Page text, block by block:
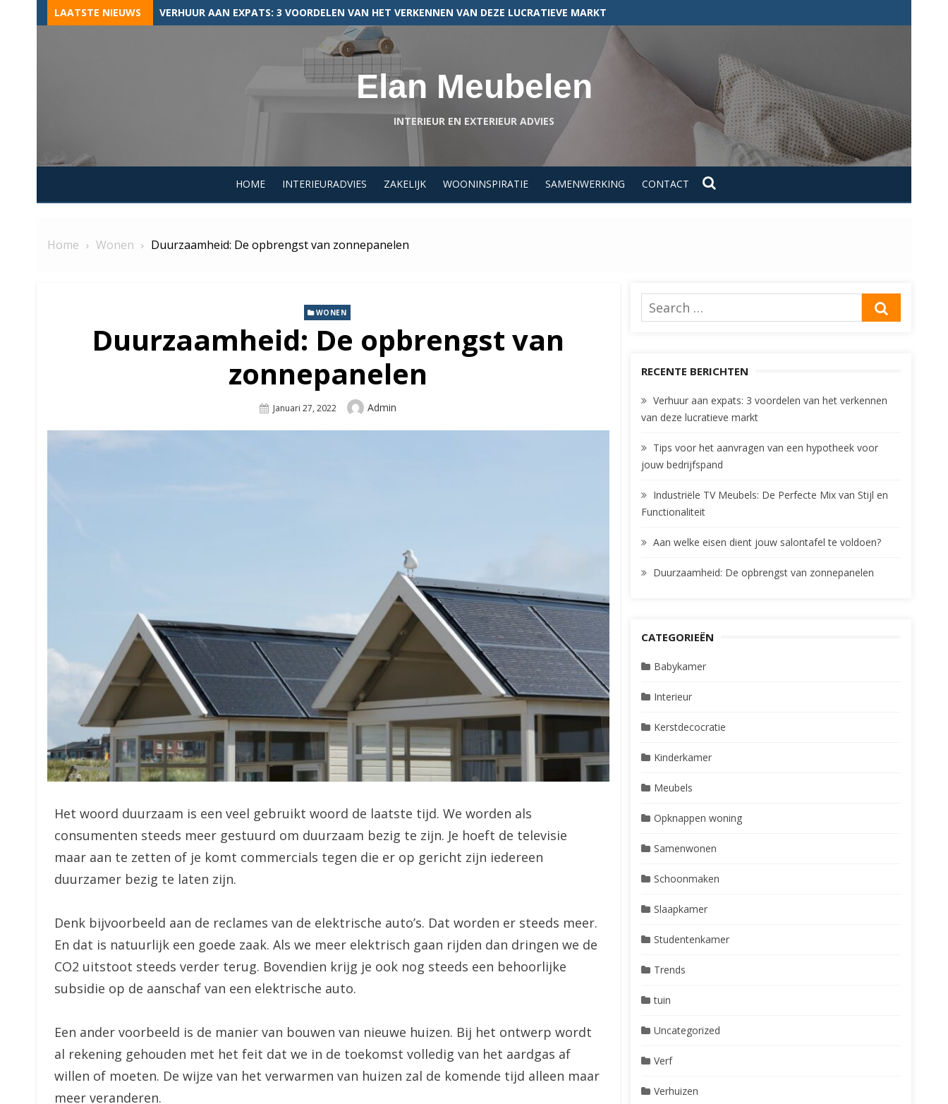
Skip
to
LAATSTE NIEUWS TIPS VOOR HET AANVRAGEN VAN EEN HYPOTHEEK VOOR JOUW BEDRIJFSPAND
Elan Meubelen
INTERIEUR EN EXTERIEUR ADVIES
HOME INTERIEURADVIES ZAKELIJK WOONINSPIRATIE SAMENWERKING CONTACT
Home Wonen Duurzaamheid: De opbrengst van zonnepanelen
WONEN
Duurzaamheid: De opbrengst van
zonnepanelen
Posted
Januari 27, 2022 Author
Admin
Het woord duurzaam is een veel gebruikt woord de laatste tijd. We worden als
consumenten steeds meer gestuurd om duurzaam bezig te zijn. Je hoeft de televisie
maar aan te zetten of je komt commercials tegen die er op gericht zijn iedereen
duurzamer bezig te laten zijn.
Denk bijvoorbeeld aan de reclames van de elektrische auto’s. Dat worden er steeds meer.
En dat is natuurlijk een goede zaak. Als we meer elektrisch gaan rijden dan dringen we de
CO2 uitstoot steeds verder terug. Bovendien krijg je ook nog steeds een behoorlijke
subsidie op de aanschaf van een elektrische auto.
Een ander voorbeeld is de manier van bouwen van nieuwe huizen. Bij het ontwerp wordt
al rekening gehouden met het feit dat we in de toekomst volledig van het aardgas af
willen of moeten. De wijze van het verwarmen van huizen zal de komende tijd alleen maar
meer veranderen.
Search
for:
RECENTE BERICHTEN
Verhuur aan expats: 3 voordelen van het verkennen
van deze lucratieve markt
Tips voor het aanvragen van een hypotheek voor
jouw bedrijfspand
Industriële TV Meubels: De Perfecte Mix van Stijl en
Functionaliteit
Aan welke eisen dient jouw salontafel te voldoen?
Duurzaamheid: De opbrengst van zonnepanelen
CATEGORIEËN
Babykamer
Interieur
Kerstdecocratie
Kinderkamer
Meubels
Opknappen woning
Samenwonen
Schoonmaken
Slaapkamer
Studentenkamer
Trends
tuin
Uncategorized
Verf
Verhuizen